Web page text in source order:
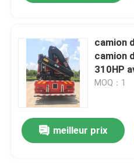
Au sujet de nous
Visite d'usine
Contrôle de qualité
camion
camion
310HP
MOQ：1
meilleur prix